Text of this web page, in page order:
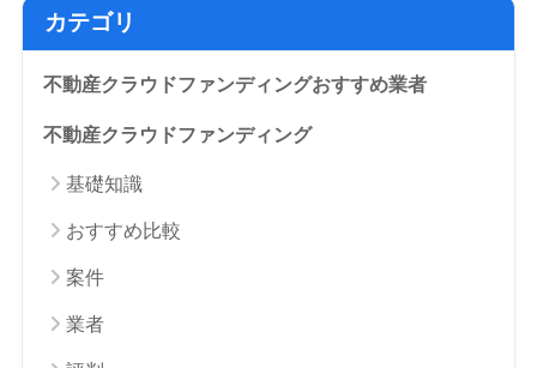
カテゴリ
不動産クラウドファンディングおすすめ業者
不動産クラウドファンディング
基礎知識
おすすめ比較
案件
業者